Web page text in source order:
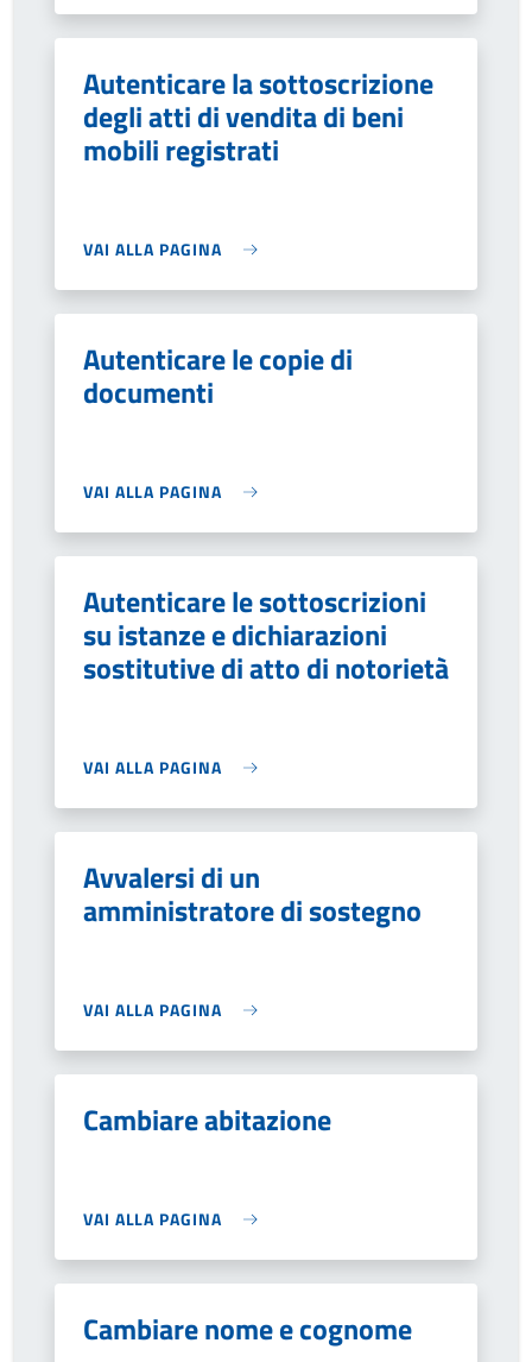
Autenticare la sottoscrizione
degli atti di vendita di beni
mobili registrati
VAI ALLA PAGINA
Autenticare le copie di
documenti
VAI ALLA PAGINA
Autenticare le sottoscrizioni
su istanze e dichiarazioni
sostitutive di atto di notorietà
VAI ALLA PAGINA
Avvalersi di un
amministratore di sostegno
VAI ALLA PAGINA
Cambiare abitazione
VAI ALLA PAGINA
Cambiare nome e cognome